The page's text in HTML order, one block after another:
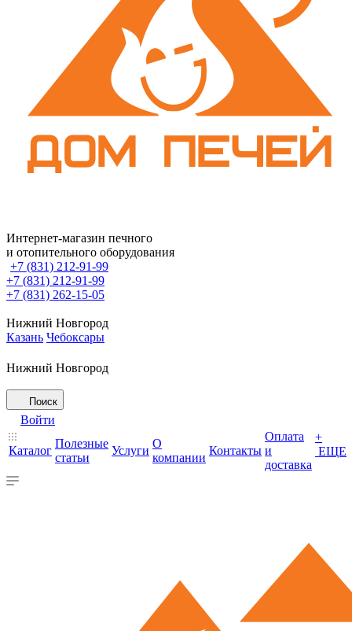
Интернет-магазин печного
и отопительного оборудования
+7 (831) 212-91-99
+7 (831) 212-91-99
+7 (831) 262-15-05
Нижний Новгород
Казань Чебоксары
Нижний Новгород
Поиск
Войти
Каталог
Полезные
статьи
Услуги
О
компании
Контакты
Оплата
и
доставка
+
ЕЩЕ